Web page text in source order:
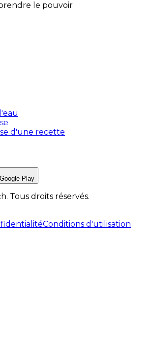
le pouvoir
d'une recette
Google Play
Tous droits réservés.
Conditions d'utilisation